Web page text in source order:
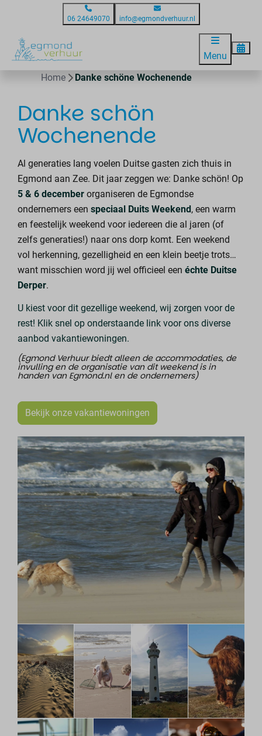
06 24649070 info@egmondverhuur.nl
Menu
Home
Danke schöne Wochenende
Danke schön
Wochenende
Al generaties lang voelen Duitse gasten zich thuis in
Egmond aan Zee. Dit jaar zeggen we: Danke schön! Op
5 & 6 december organiseren de Egmondse
ondernemers eenspeciaal Duits Weekend, een warm
en feestelijk weekend voor iedereen die al jaren (of
zelfs generaties!) naar ons dorp komt. Een weekend
vol herkenning, gezelligheid en een klein beetje trots…
want misschien word jij wel officieel eenéchte Duitse
Derper.
U kiest voor dit gezellige weekend, wij zorgen voor de
rest! Klik snel op onderstaande link voor ons diverse
aanbod vakantiewoningen.
(Egmond Verhuur biedt alleen de accommodaties, de
invulling en de organisatie van dit weekend is in
handen van Egmond.nl en de ondernemers)
Bekijk onze vakantiewoningen